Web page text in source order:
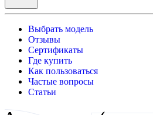
Выбрать модель
Отзывы
Сертификаты
Где купить
Как пользоваться
Частые вопросы
Статьи